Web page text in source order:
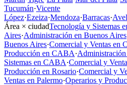
Tucumán·Vicente
López·Ezeiza·Mendoza·Barracas·
Área × ciudadTecnología y Sistemas
Aires·Administración en Buenos Aires
Buenos Aires·Comercial y Ventas en
Producción en CABA·
Sistemas en CABA·Comercial y
Producción en Rosario·Comercial y
Ventas en Palermo·Operarios y